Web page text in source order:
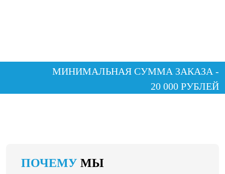
МИНИМАЛЬНАЯ СУММА ЗАКАЗА -
20 000 РУБЛЕЙ
ПОЧЕМУ МЫ